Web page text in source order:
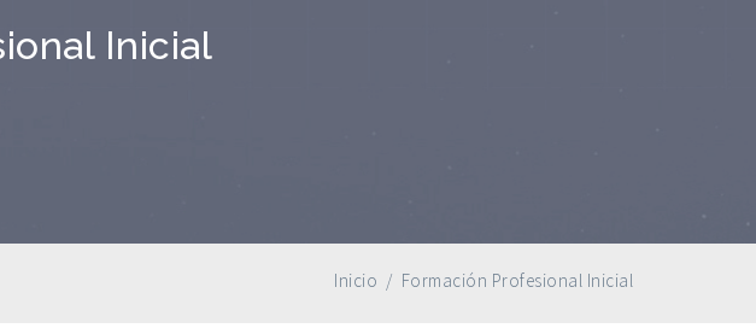
Inicial
Inicio / Formación Profesional Inicial